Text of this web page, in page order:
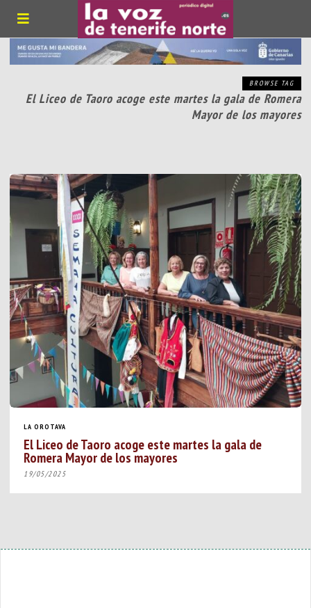
BROWSE TAG
El Liceo de Taoro acoge este martes la gala de Romera
Mayor de los mayores
LA OROTAVA
El Liceo de Taoro acoge este martes la gala de
Romera Mayor de los mayores
19/05/2025